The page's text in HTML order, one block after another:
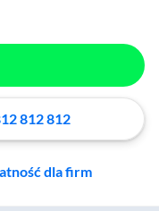
812 812
dla firm